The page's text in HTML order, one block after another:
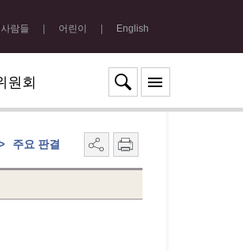
람들 어린이 English
원회
주요 판결